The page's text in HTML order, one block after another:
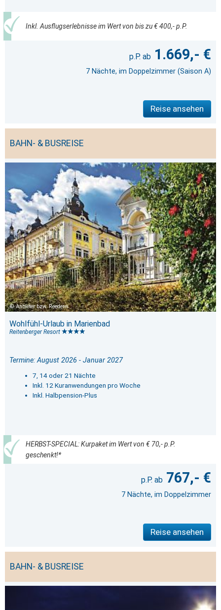
Inkl. Ausflugserlebnisse im Wert von bis zu € 400,- p.P.
1.669,- €
7 Nächte, im Doppelzimmer (Saison A)
Reise ansehen
BAHN- & BUSREISE
Anbieter bzw. Reederei
Wohlfühl-Urlaub in Marienbad
Reitenberger Resort
Termine: August 2026 - Januar 2027
7, 14 oder 21 Nächte
Inkl. 12 Kuranwendungen pro Woche
Inkl. Halbpension-Plus
HERBST-SPECIAL: Kurpaket im Wert von € 70,- p.P.
geschenkt!*
767,- €
7 Nächte, im Doppelzimmer
Reise ansehen
BAHN- & BUSREISE